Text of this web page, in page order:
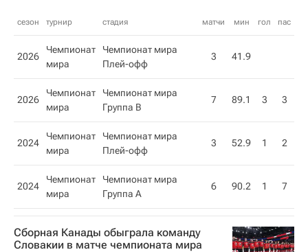
сезон турнир стадия матчи мин гол пас
2026
Чемпионат
мира
Чемпионат мира
Плей-офф
3 41.9
2026
Чемпионат
мира
Чемпионат мира
Группа B
7 89.1 3 3
2024
Чемпионат
мира
Чемпионат мира
Плей-офф
3 52.9 1 2
2024
Чемпионат
мира
Чемпионат мира
Группа A
6 90.2 1 7
Сборная Канады обыграла команду
Словакии в матче чемпионата мира